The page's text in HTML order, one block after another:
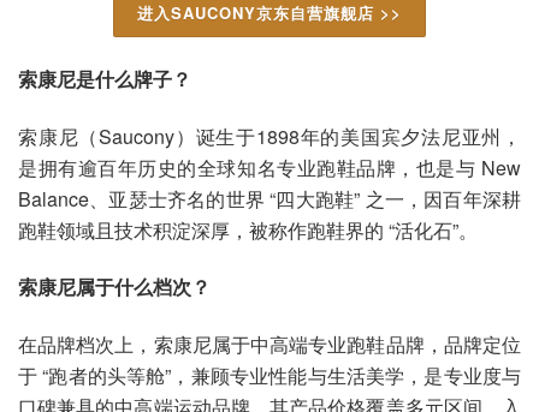
进入SAUCONY京东自营旗舰店 >>
索康尼是什么牌子？
索康尼（Saucony）诞生于1898年的美国宾夕法尼亚州，
是拥有逾百年历史的全球知名专业跑鞋品牌，也是与 New
Balance、亚瑟士齐名的世界 “四大跑鞋” 之一，因百年深耕
跑鞋领域且技术积淀深厚，被称作跑鞋界的 “活化石”。
索康尼属于什么档次？
在品牌档次上，索康尼属于中高端专业跑鞋品牌，品牌定位
于 “跑者的头等舱”，兼顾专业性能与生活美学，是专业度与